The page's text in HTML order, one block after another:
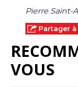
Pierre Saint-
Partager
VOUS